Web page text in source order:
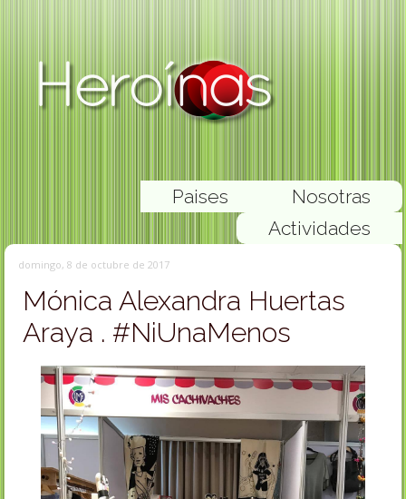
Nosotras
Paises
Actividades
domingo, 8 de octubre de 2017
Mónica Alexandra Huertas
Araya . #NiUnaMenos